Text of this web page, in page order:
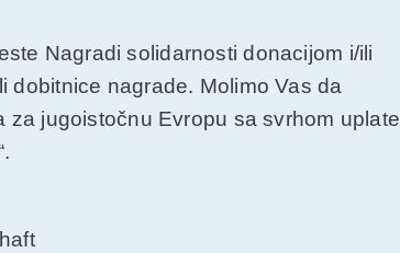
Nagradi solidarnosti donacijom i/ili
dobitnice nagrade. Molimo Vas da
jugoistočnu Evropu sa svrhom uplate